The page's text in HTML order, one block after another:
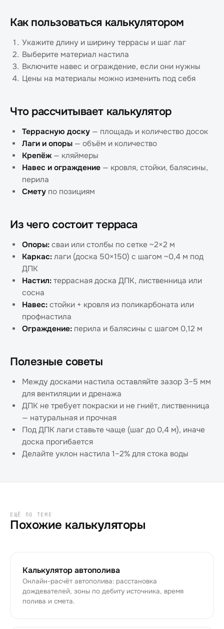
Как пользоваться калькулятором
Укажите длину и ширину террасы и шаг лаг
Выберите материал настила
Включите навес и ограждение, если они нужны
Цены на материалы можно изменить под себя
Что рассчитывает калькулятор
Террасную доску — площадь и количество досок
Лаги и опоры — объём и количество
Крепёж — кляймеры
Навес и ограждение — кровля, стойки, балясины,
перила
Смету по позициям
Из чего состоит терраса
Опоры: сваи или столбы по сетке ~2×2 м
Каркас: лаги (доска 50×150) с шагом ~0,4 м под
ДПК
Настил: террасная доска ДПК, лиственница или
сосна
Навес: стойки + кровля из поликарбоната или
профнастила
Ограждение: перила и балясины с шагом 0,12 м
Полезные советы
Между досками настила оставляйте зазор 3–5 мм
для вентиляции и дренажа
ДПК не требует покраски и не гниёт, лиственница
— натуральная и прочная
Под ДПК лаги ставьте чаще (шаг до 0,4 м), иначе
доска прогибается
Делайте уклон настила 1–2% для стока воды
ЕЩЁ ПО ТЕМЕ
Похожие калькуляторы
Калькулятор автополива
Онлайн-расчёт автополива: расстановка
дождевателей, зоны по дебиту источника, время
полива и смета.